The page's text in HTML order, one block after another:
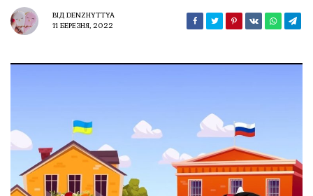
ВІД DENZHYTTYA
11 БЕРЕЗНЯ, 2022